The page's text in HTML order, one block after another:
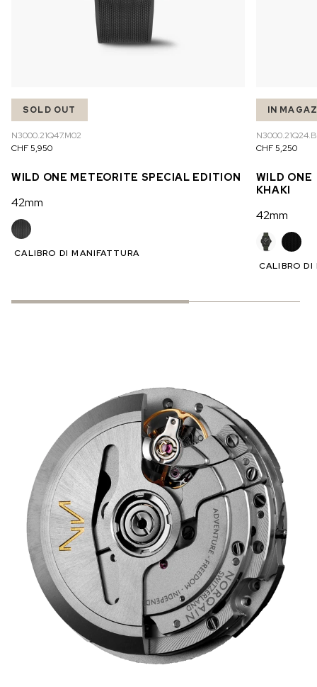
SOLD OUT
N3000.21Q47.M02
CHF 5,950
WILD ONE METEORITE SPECIAL EDITION
42mm
CALIBRO DI MANIFATTURA
IN
CHF 5,250
WILD ONE
KHAKI
42mm
CALIBRO DI